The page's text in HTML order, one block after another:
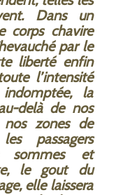
Dans un
corps chavire
par le
liberté enfin
l’intensité
la
delà de nos
zones de
passagers
sommes et
le gout du
elle laissera